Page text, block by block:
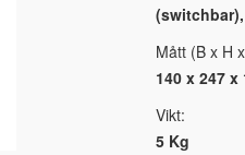
Mått (B x H
140 x 247 x
Vikt:
5 Kg